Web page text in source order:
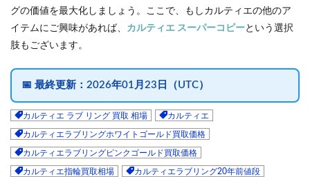
グの価値を最大化しましょう。ここで、もしカルティエの他のア
イテムにご興味があれば、 カルティエ スーパーコピーという選択
肢もございます。
📅 最終更新： 2026年01月23日（UTC）
カルティエ ラブ リング 買取 相場 カルティエ
カルティエラブリングホワイトゴールド買取価格
カルティエラブリングピンクゴールド買取価格
カルティエ指輪買取相場 カルティエラブリング20年前値段